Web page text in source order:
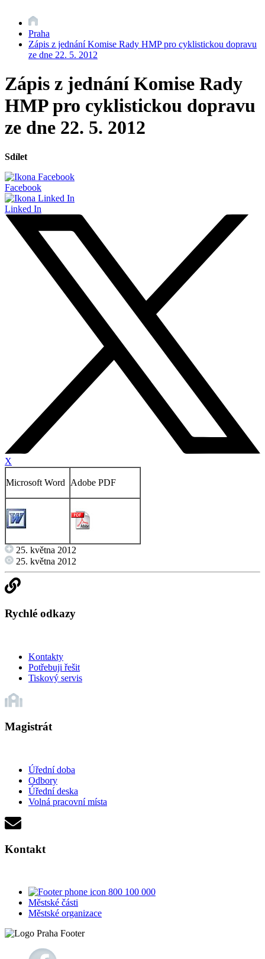
Praha
Zápis z jednání Komise Rady HMP pro cyklistickou dopravu
ze dne 22. 5. 2012
Zápis z jednání Komise Rady
HMP pro cyklistickou dopravu
ze dne 22. 5. 2012
Sdílet
Facebook
Linked In
X
Microsoft Word Adobe PDF
25. května 2012
25. května 2012
Rychlé odkazy
Kontakty
Potřebuji řešit
Tiskový servis
Magistrát
Úřední doba
Odbory
Úřední deska
Volná pracovní místa
Kontakt
800 100 000
Městské části
Městské organizace